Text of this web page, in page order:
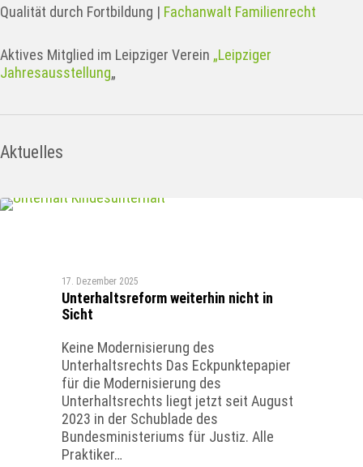
Qualität durch Fortbildung | Fachanwalt Familienrecht
Aktives Mitglied im Leipziger Verein „Leipziger
Jahresausstellung„
Aktuelles
17. Dezember 2025
Unterhaltsreform weiterhin nicht in
Sicht
Keine Modernisierung des
Unterhaltsrechts Das Eckpunktepapier
für die Modernisierung des
Unterhaltsrechts liegt jetzt seit August
2023 in der Schublade des
Bundesministeriums für Justiz. Alle
Praktiker…